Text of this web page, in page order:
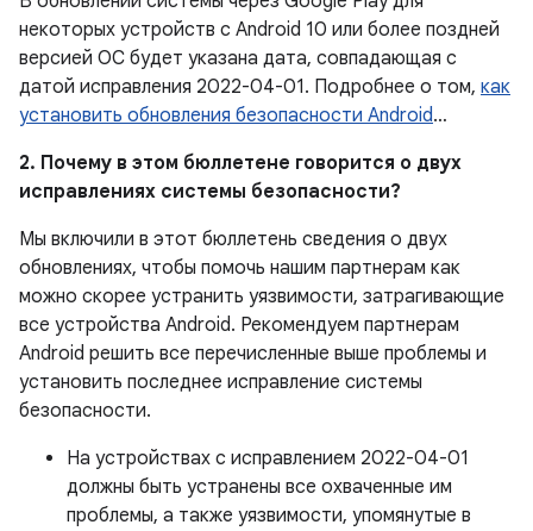
некоторых устройств с Android 10 или более поздней
версией ОС будет указана дата, совпадающая с
датой исправления 2022-04-01. Подробнее о том, как
установить обновления безопасности Android…
2. Почему в этом бюллетене говорится о двух
исправлениях системы безопасности?
Мы включили в этот бюллетень сведения о двух
обновлениях, чтобы помочь нашим партнерам как
можно скорее устранить уязвимости, затрагивающие
все устройства Android. Рекомендуем партнерам
Android решить все перечисленные выше проблемы и
установить последнее исправление системы
безопасности.
На устройствах с исправлением 2022-04-01
должны быть устранены все охваченные им
проблемы, а также уязвимости, упомянутые в